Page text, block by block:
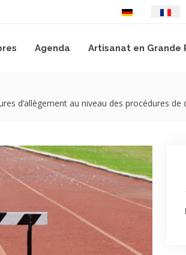
Sélectionnez votre
Agenda Artisanat en Grande
d’allègement au niveau des procédures